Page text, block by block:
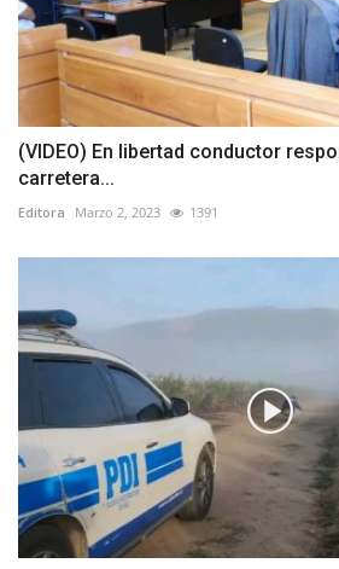
(VIDEO) En libertad conductor
carretera...
Editora Marzo 2, 2023 1391